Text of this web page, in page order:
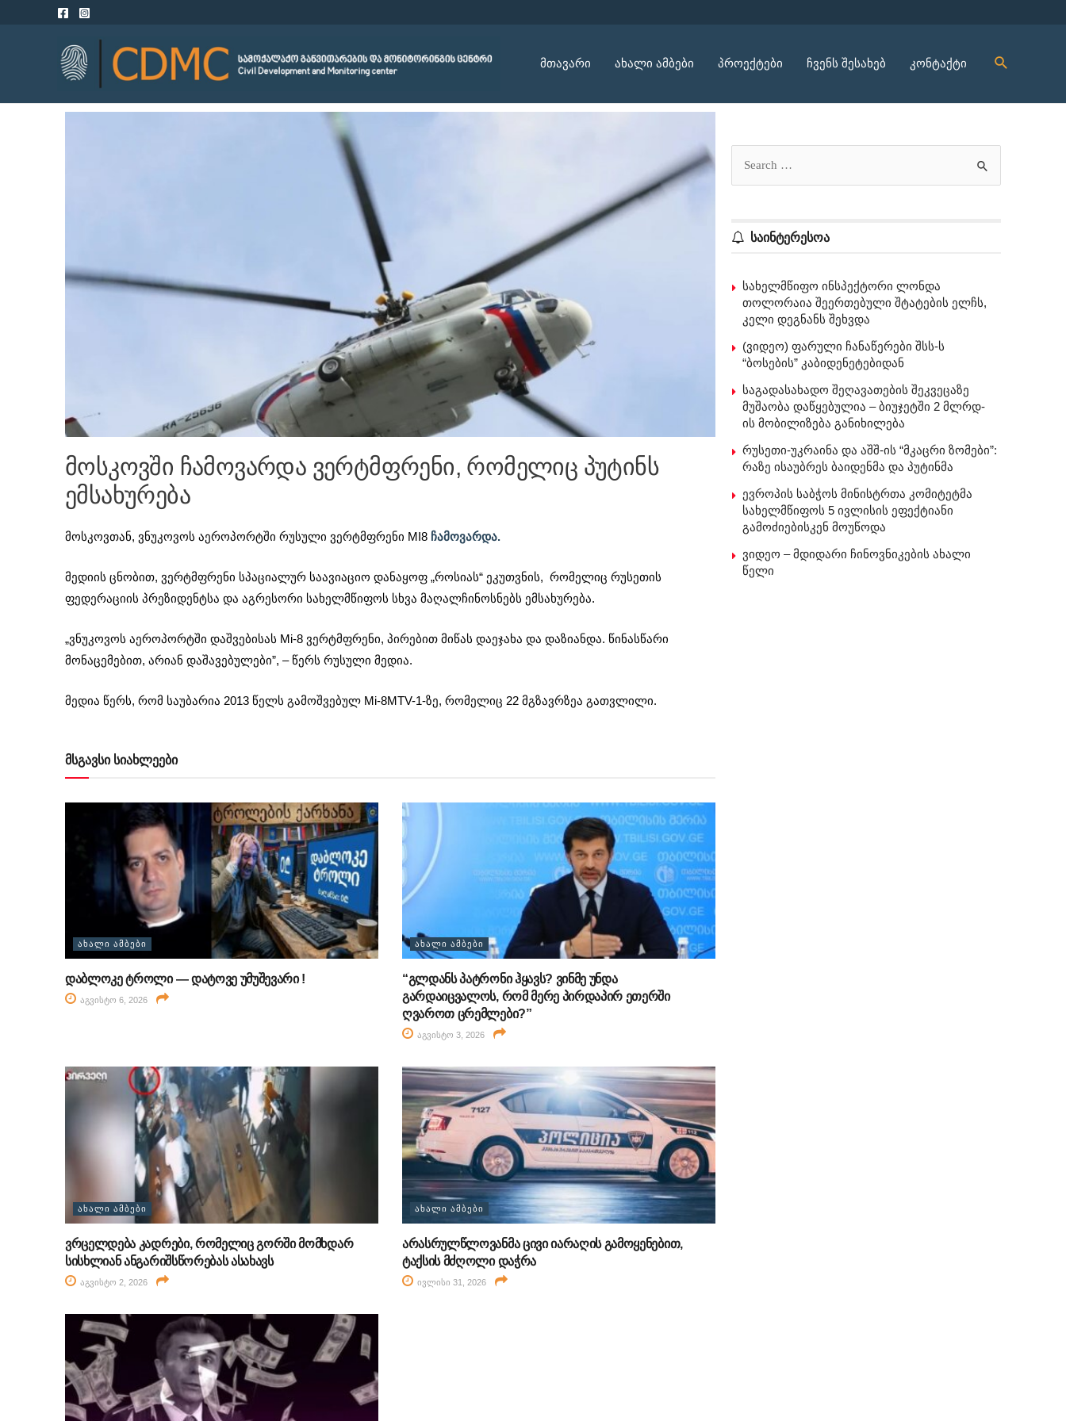
მთავარი ახალი ამბები პროექტები ჩვენს შესახებ კონტაქტი
მოსკოვში ჩამოვარდა ვერტმფრენი, რომელიც პუტინს
ემსახურება
მოსკოვთან, ვნუკოვოს აეროპორტში რუსული ვერტმფრენი MI8 ჩამოვარდა.
მედიის ცნობით, ვერტმფრენი სპაციალურ საავიაციო დანაყოფ „როსიას“ ეკუთვნის, რომელიც რუსეთის
ფედერაციის პრეზიდენტსა და აგრესორი სახელმწიფოს სხვა მაღალჩინოსნებს ემსახურება.
„ვნუკოვოს აეროპორტში დაშვებისას Mi-8 ვერტმფრენი, პირებით მიწას დაეჯახა და დაზიანდა. წინასწარი
მონაცემებით, არიან დაშავებულები”, – წერს რუსული მედია.
მედია წერს, რომ საუბარია 2013 წელს გამოშვებულ Mi-8MTV-1-ზე, რომელიც 22 მგზავრზეა გათვლილი.
მსგავსი სიახლეები
ᲐᲮᲐᲚᲘ ᲐᲛᲑᲔᲑᲘ
დაბლოკე ტროლი — დატოვე უმუშევარი !
აგვისტო 6, 2026
ᲐᲮᲐᲚᲘ ᲐᲛᲑᲔᲑᲘ
“გლდანს პატრონი ჰყავს? ვინმე უნდა
გარდაიცვალოს, რომ მერე პირდაპირ ეთერში
ღვაროთ ცრემლები?”
აგვისტო 3, 2026
ᲐᲮᲐᲚᲘ ᲐᲛᲑᲔᲑᲘ
ვრცელდება კადრები, რომელიც გორში მომხდარ
სისხლიან ანგარიშსწორებას ასახავს
აგვისტო 2, 2026
ᲐᲮᲐᲚᲘ ᲐᲛᲑᲔᲑᲘ
არასრულწლოვანმა ცივი იარაღის გამოყენებით,
ტაქსის მძღოლი დაჭრა
ივლისი 31, 2026
საინტერესოა
სახელმწიფო ინსპექტორი ლონდა
თოლორაია შეერთებული შტატების ელჩს,
კელი დეგნანს შეხვდა
(ვიდეო) ფარული ჩანაწერები შსს-ს
“ბოსების” კაბიდენეტებიდან
საგადასახადო შეღავათების შეკვეცაზე
მუშაობა დაწყებულია – ბიუჯეტში 2 მლრდ-
ის მობილიზება განიხილება
რუსეთი-უკრაინა და აშშ-ის “მკაცრი ზომები”:
რაზე ისაუბრეს ბაიდენმა და პუტინმა
ევროპის საბჭოს მინისტრთა კომიტეტმა
სახელმწიფოს 5 ივლისის ეფექტიანი
გამოძიებისკენ მოუწოდა
ვიდეო – მდიდარი ჩინოვნიკების ახალი
წელი